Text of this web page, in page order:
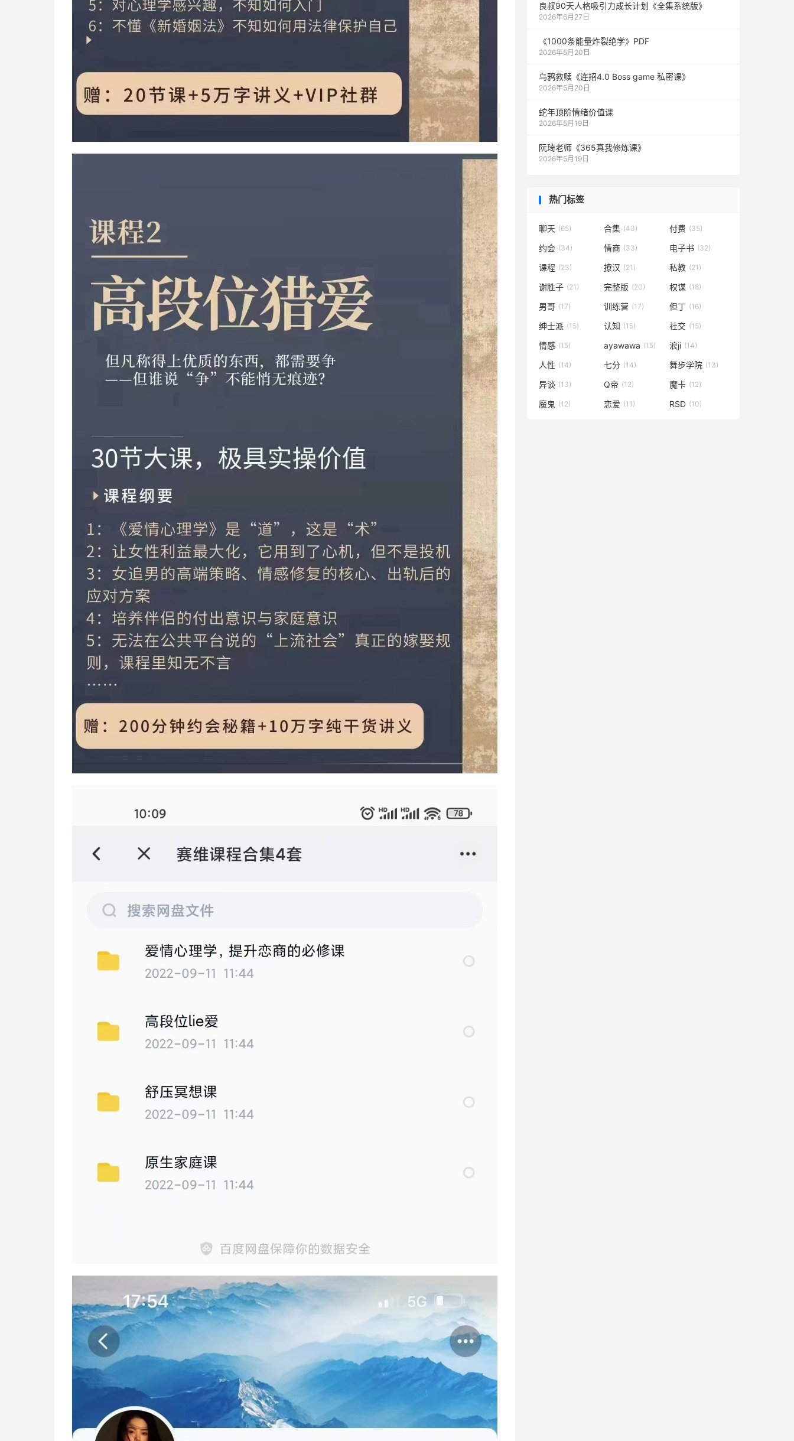
良叔90天人格吸引力成长计划《全集系统版》
2026年6月27日
《1000‮能条‬‎量‮裂炸‬‎绝学》PDF
2026年5月20日
乌鸦救赎《连招4.0 Boss game 私密课》
2026年5月20日
蛇年顶阶情绪价值课
2026年5月19日
阮琦老师《365真我修炼课》
2026年5月19日
热门标签
聊天 (65) 合集 (43) 付费 (35)
约会 (34) 情商 (33) 电子书 (32)
课程 (23) 撩汉 (21) 私教 (21)
谢胜子 (21) 完整版 (20) 权谋 (18)
男哥 (17) 训练营 (17) 但丁 (16)
绅士派 (15) 认知 (15) 社交 (15)
情感 (15) ayawawa (15) 浪ji (14)
人性 (14) 七分 (14) 舞步学院 (13)
异谈 (13) Q帝 (12) 魔卡 (12)
魔鬼 (12) 恋爱 (11) RSD (10)